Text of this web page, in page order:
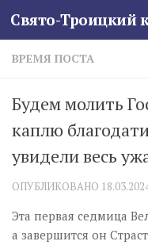
Skip to content
ВРЕМЯ ПОСТА
Будем молить
каплю
увидели весь
ОПУБЛИКОВАНО
Эта первая седмица
а завершится он